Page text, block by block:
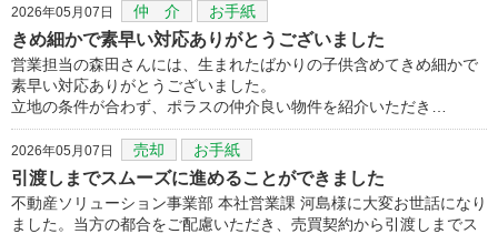
2026年05月07日 仲 介 お手紙
きめ細かで素早い対応ありがとうございました
営業担当の森田さんには、生まれたばかりの子供含めてきめ細かで
素早い対応ありがとうございました。
立地の条件が合わず、ポラスの仲介良い物件を紹介いただき…
2026年05月07日 売却 お手紙
引渡しまでスムーズに進めることができました
不動産ソリューション事業部 本社営業課 河島様に大変お世話になり
ました。当方の都合をご配慮いただき、売買契約から引渡しまでス